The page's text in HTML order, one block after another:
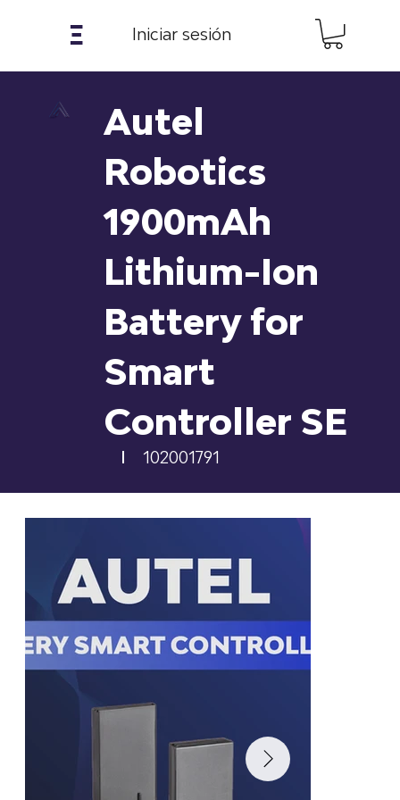
𝝣 Iniciar sesión
Autel
Robotics
1900mAh
Lithium-Ion
Battery for
Smart
Controller SE
102001791